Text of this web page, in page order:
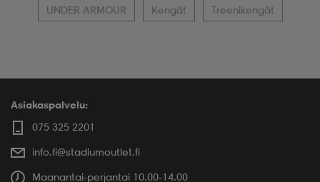
UNDER ARMOUR Kengät Treenikengät
Asiakaspalvelu:
075 325 2201
info.fi@stadiumoutlet.fi
Maanantai-perjantai 10.00-14.00